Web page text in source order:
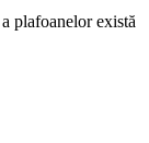
plafoanelor există